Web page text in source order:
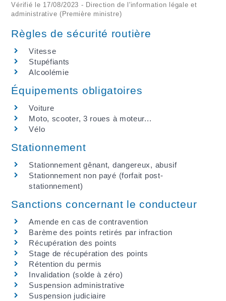
Vérifié le 17/08/2023 - Direction de l'information légale et
administrative (Première ministre)
Règles de sécurité routière
Vitesse
Stupéfiants
Alcoolémie
Équipements obligatoires
Voiture
Moto, scooter, 3 roues à moteur...
Vélo
Stationnement
Stationnement gênant, dangereux, abusif
Stationnement non payé (forfait post-
stationnement)
Sanctions concernant le conducteur
Amende en cas de contravention
Barème des points retirés par infraction
Récupération des points
Stage de récupération des points
Rétention du permis
Invalidation (solde à zéro)
Suspension administrative
Suspension judiciaire